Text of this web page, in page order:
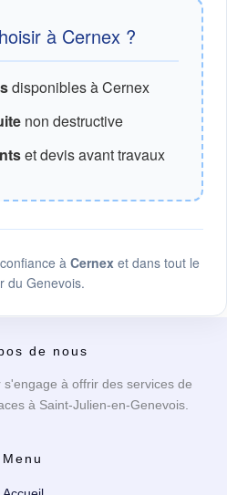
à Cernex ?
disponibles à Cernex
non destructive
et devis avant travaux
à Cernexet dans tout le
du Genevois.
de nous
à offrir des services de
à Saint-Julien-en-Genevois.
Menu